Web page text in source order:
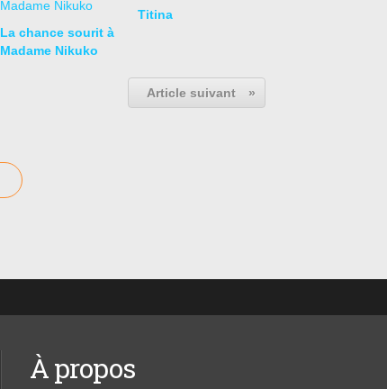
La chance sourit à
Madame Nikuko
Titina
Article suivant »
À propos